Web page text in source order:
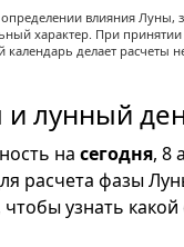
влияния
характер. При
делает расчеты
лунный
на сегодня, 8
расчета фазы
чтобы узнать